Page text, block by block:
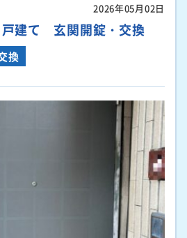
2026年05月02日
建て 玄関開錠・交換
換